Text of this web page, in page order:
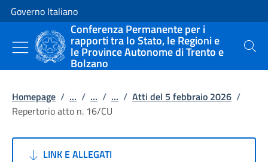
Vai al contenuto
Vai alla navigazione del sito
Governo Italiano
Conferenza Permanente per i
rapporti tra lo Stato, le Regioni e
le Province Autonome di Trento e
Bolzano
Cerca
Homepage / ... / ... / ... / Atti del 5 febbraio 2026 /
Repertorio atto n. 16/CU
LINK E ALLEGATI